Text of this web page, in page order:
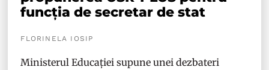
funcția de secretar de stat
FLORINELA IOSIP
Ministerul Educației supune unei dezbateri